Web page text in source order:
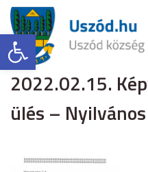
Eszköztár megnyitása
2022.02.15.
ülés – Nyilvános